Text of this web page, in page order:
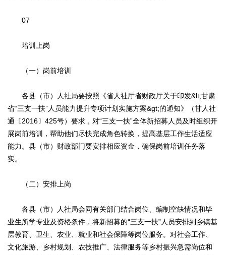
07
培训上岗
（一）岗前培训
各县（市）人社局要按照《省人社厅省财政厅关于印发&lt;甘肃
省“三支一扶”人员能力提升专项计划实施方案&gt;的通知》（甘人社
通〔2016〕425号）要求，对“三支一扶”全体新招募人员及时组织开
展岗前培训，帮助他们尽快完成角色转换，提高基层工作生活适应
能力。县（市）财政部门要安排相应资金，确保岗前培训任务落
实。
（二）安排上岗
各县（市）人社局会同有关部门结合岗位、编制空缺情况和毕
业生所学专业及资格条件，将新招募的“三支一扶”人员安排到乡镇基
层教育、卫生、农业、就业和社会保障等岗位服务。对社会工作、
文化旅游、乡村规划、农技推广、法律服务等乡村振兴急需岗位和